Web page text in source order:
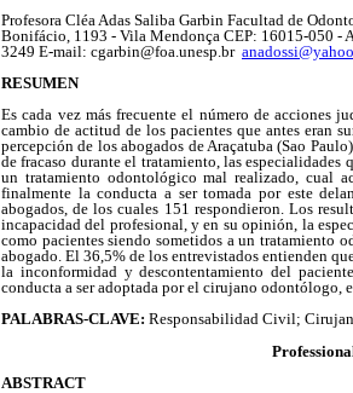
Profesora Cléa Adas Saliba Garbin Facultad de
Bonifácio, 1193 - Vila Mendonça CEP: 16015-050 -
3249 E-mail: cgarbin@foa.unesp.br
RESUMEN
Es cada vez más frecuente el número de acciones
cambio de actitud de los pacientes que antes eran
percepción de los abogados de Araçatuba (Sao
de fracaso durante el tratamiento, las
un tratamiento odontológico mal realizado, cual
finalmente la conducta a ser tomada por este
abogados, de los cuales 151 respondieron. Los
incapacidad del profesional, y en su opinión, la
como pacientes siendo sometidos a un
abogado. El 36,5% de los entrevistados entienden
la inconformidad y descontentamiento del
conducta a ser adoptada por el cirujano odontólogo,
PALABRAS-CLAVE: Responsabilidad Civil;
ABSTRACT